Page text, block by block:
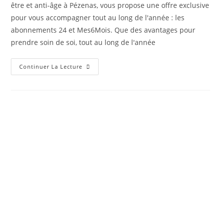
être et anti-âge à Pézenas, vous propose une offre exclusive
pour vous accompagner tout au long de l'année : les
abonnements 24 et Mes6Mois. Que des avantages pour
prendre soin de soi, tout au long de l'année
Continuer La Lecture